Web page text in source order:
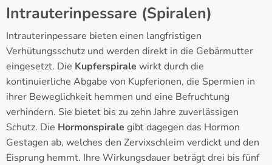
Intrauterinpessare (Spiralen)
Intrauterinpessare bieten einen langfristigen
Verhütungsschutz und werden direkt in die Gebärmutter
eingesetzt. Die Kupferspirale wirkt durch die
kontinuierliche Abgabe von Kupferionen, die Spermien in
ihrer Beweglichkeit hemmen und eine Befruchtung
verhindern. Sie bietet bis zu zehn Jahre zuverlässigen
Schutz. Die Hormonspirale gibt dagegen das Hormon
Gestagen ab, welches den Zervixschleim verdickt und den
Eisprung hemmt. Ihre Wirkungsdauer beträgt drei bis fünf